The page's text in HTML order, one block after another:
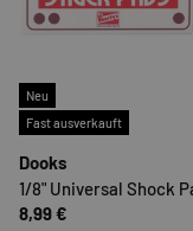
Neu
Fast ausverkauft
Dooks
1/8" Universal Shock
8,99 €